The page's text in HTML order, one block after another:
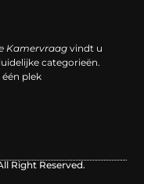
Kamervraag vindt u
categorieën.
plek
Right Reserved.